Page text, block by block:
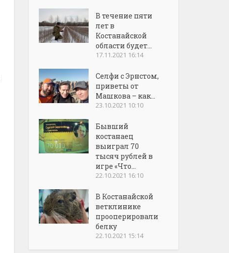
В течение пяти
лет в
Костанайской
области будет...
17.11.2021 16:14
Селфи с Эрнстом,
приветы от
Машкова – как...
23.10.2021 10:10
Бывший
костанаец
выиграл 70
тысяч рублей в
игре «Что...
22.10.2021 16:10
В Костанайской
ветклинике
прооперировали
белку
22.10.2021 15:14